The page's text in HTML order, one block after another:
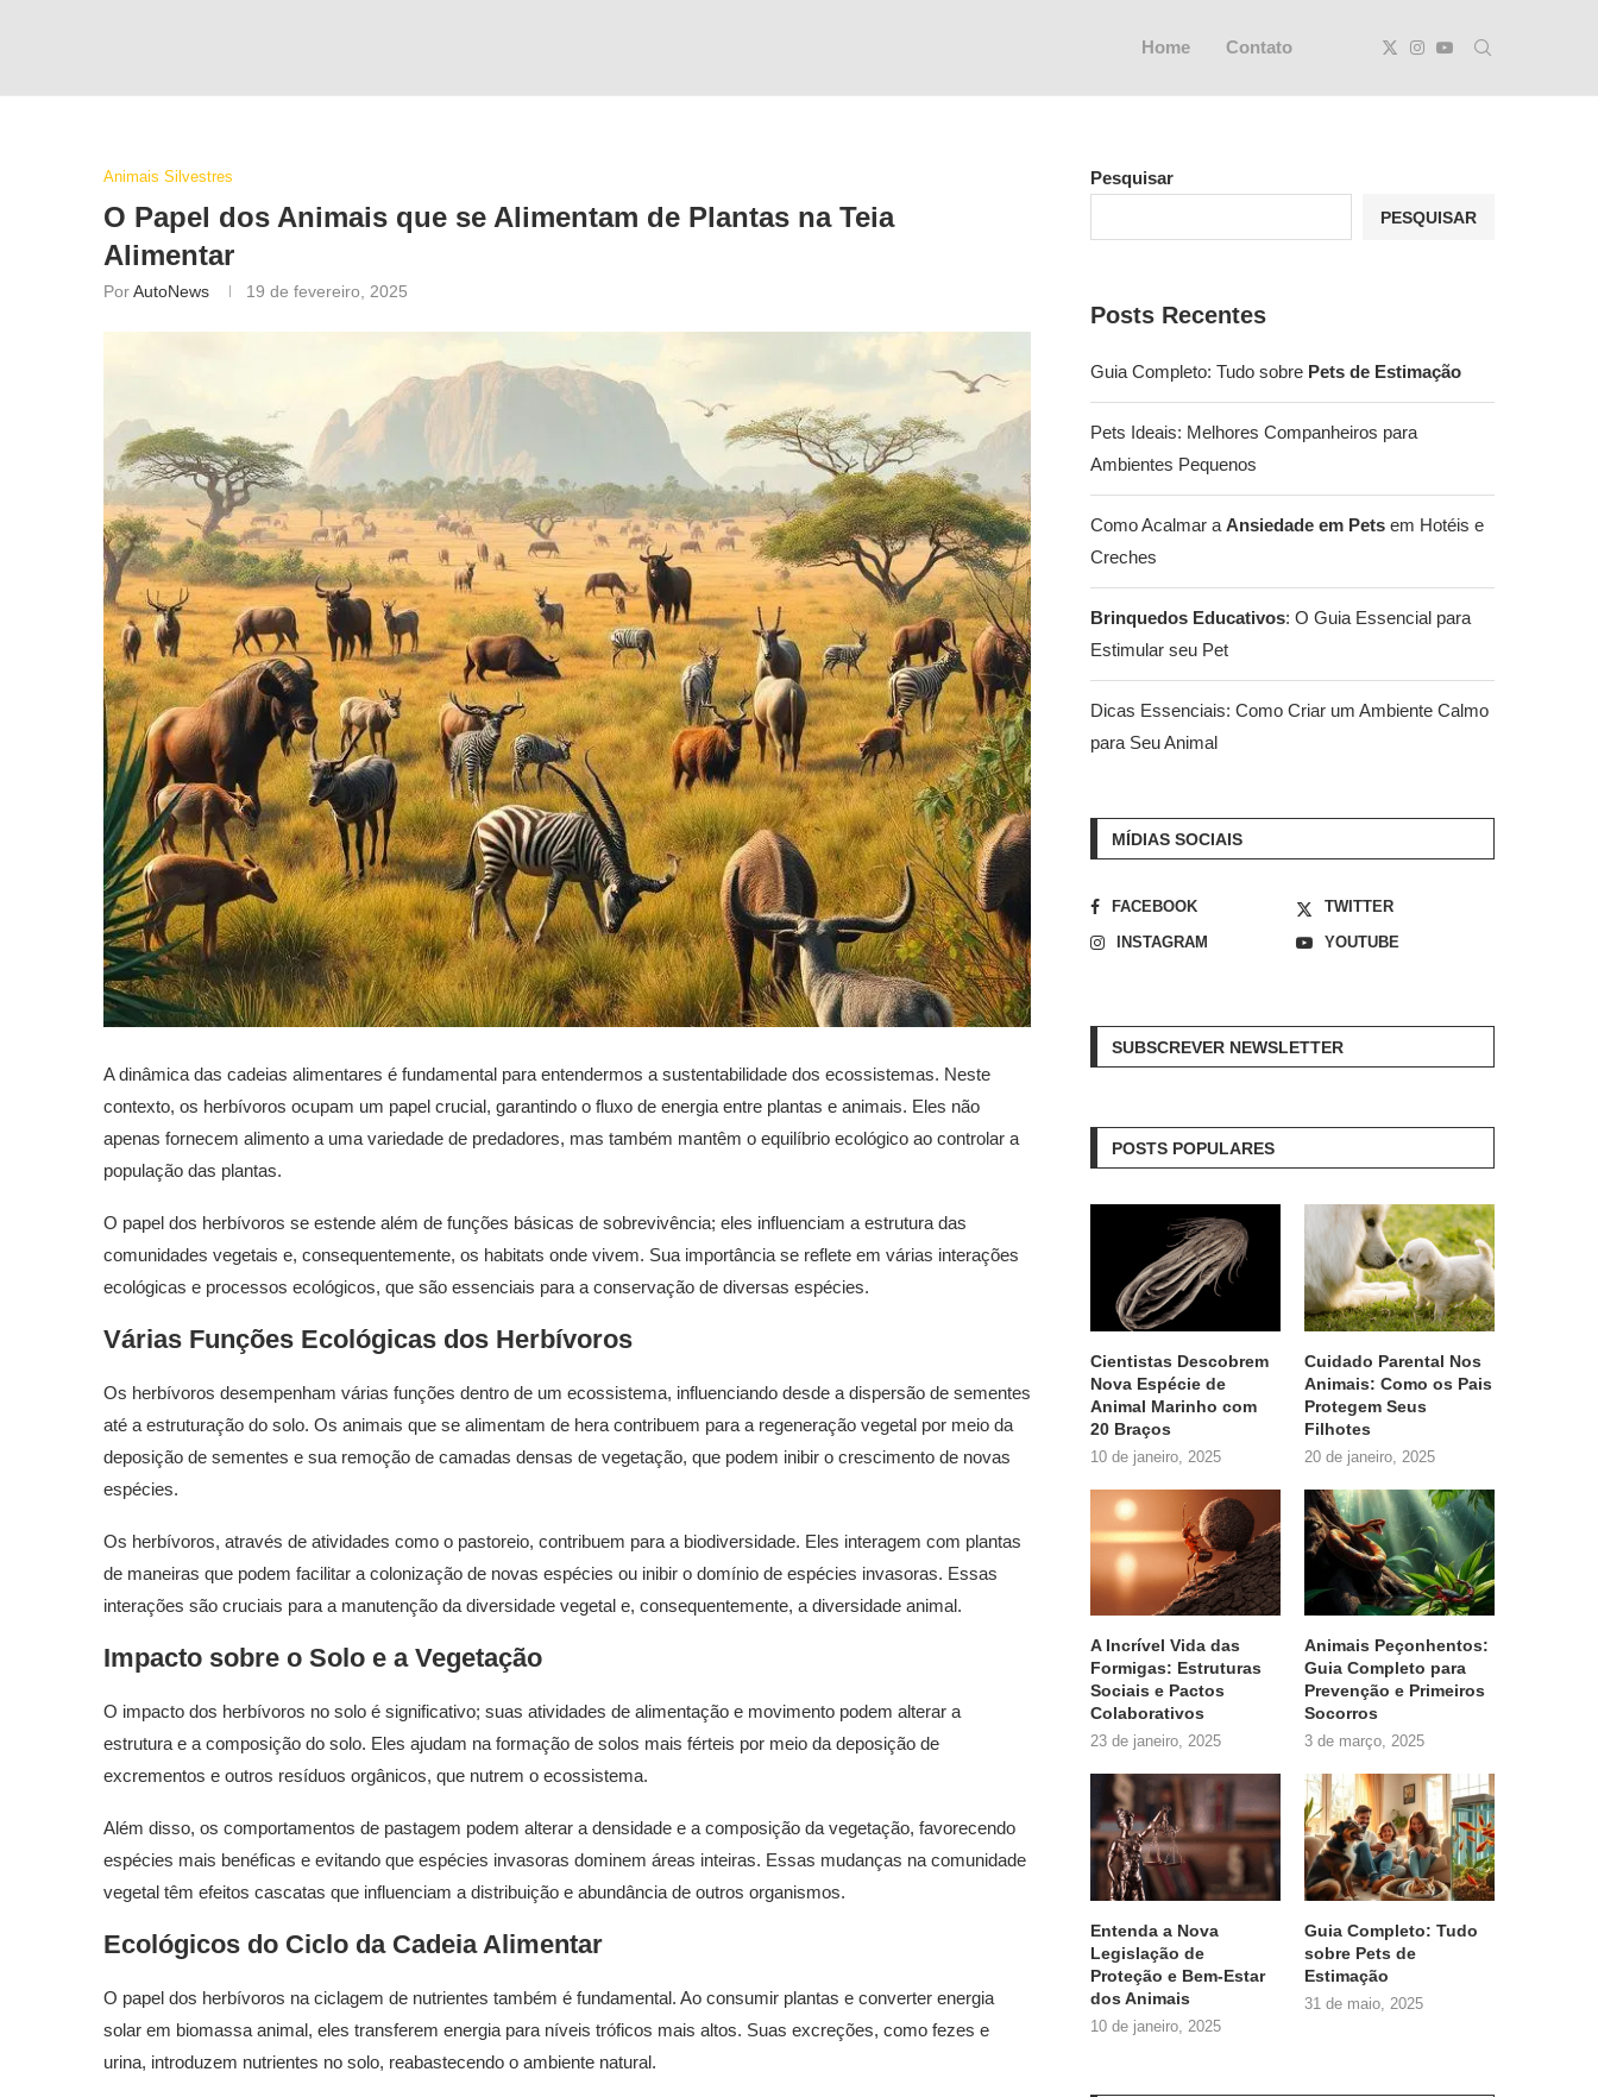
Home Contato
Animais Silvestres
O Papel dos Animais que se Alimentam de Plantas na Teia
Alimentar
PorAutoNews 19 de fevereiro, 2025
A dinâmica das cadeias alimentares é fundamental para entendermos a sustentabilidade dos ecossistemas. Neste
contexto, os herbívoros ocupam um papel crucial, garantindo o fluxo de energia entre plantas e animais. Eles não
apenas fornecem alimento a uma variedade de predadores, mas também mantêm o equilíbrio ecológico ao controlar a
população das plantas.
O papel dos herbívoros se estende além de funções básicas de sobrevivência; eles influenciam a estrutura das
comunidades vegetais e, consequentemente, os habitats onde vivem. Sua importância se reflete em várias interações
ecológicas e processos ecológicos, que são essenciais para a conservação de diversas espécies.
Várias Funções Ecológicas dos Herbívoros
Os herbívoros desempenham várias funções dentro de um ecossistema, influenciando desde a dispersão de sementes
até a estruturação do solo. Os animais que se alimentam de hera contribuem para a regeneração vegetal por meio da
deposição de sementes e sua remoção de camadas densas de vegetação, que podem inibir o crescimento de novas
espécies.
Os herbívoros, através de atividades como o pastoreio, contribuem para a biodiversidade. Eles interagem com plantas
de maneiras que podem facilitar a colonização de novas espécies ou inibir o domínio de espécies invasoras. Essas
interações são cruciais para a manutenção da diversidade vegetal e, consequentemente, a diversidade animal.
Impacto sobre o Solo e a Vegetação
O impacto dos herbívoros no solo é significativo; suas atividades de alimentação e movimento podem alterar a
estrutura e a composição do solo. Eles ajudam na formação de solos mais férteis por meio da deposição de
excrementos e outros resíduos orgânicos, que nutrem o ecossistema.
Além disso, os comportamentos de pastagem podem alterar a densidade e a composição da vegetação, favorecendo
espécies mais benéficas e evitando que espécies invasoras dominem áreas inteiras. Essas mudanças na comunidade
vegetal têm efeitos cascatas que influenciam a distribuição e abundância de outros organismos.
Ecológicos do Ciclo da Cadeia Alimentar
O papel dos herbívoros na ciclagem de nutrientes também é fundamental. Ao consumir plantas e converter energia
solar em biomassa animal, eles transferem energia para níveis tróficos mais altos. Suas excreções, como fezes e
urina, introduzem nutrientes no solo, reabastecendo o ambiente natural.
Pesquisar
PESQUISAR
Posts Recentes
Guia Completo: Tudo sobre Pets de Estimação
Pets Ideais: Melhores Companheiros para
Ambientes Pequenos
Como Acalmar a Ansiedade em Pets em Hotéis e
Creches
Brinquedos Educativos: O Guia Essencial para
Estimular seu Pet
Dicas Essenciais: Como Criar um Ambiente Calmo
para Seu Animal
MÍDIAS SOCIAIS
FACEBOOK
TWITTER
INSTAGRAM
YOUTUBE
SUBSCREVER NEWSLETTER
POSTS POPULARES
Cientistas Descobrem
Nova Espécie de
Animal Marinho com
20 Braços
10 de janeiro, 2025
Cuidado Parental Nos
Animais: Como os Pais
Protegem Seus
Filhotes
20 de janeiro, 2025
A Incrível Vida das
Formigas: Estruturas
Sociais e Pactos
Colaborativos
23 de janeiro, 2025
Animais Peçonhentos:
Guia Completo para
Prevenção e Primeiros
Socorros
3 de março, 2025
Entenda a Nova
Legislação de
Proteção e Bem-Estar
dos Animais
10 de janeiro, 2025
Guia Completo: Tudo
sobre Pets de
Estimação
31 de maio, 2025